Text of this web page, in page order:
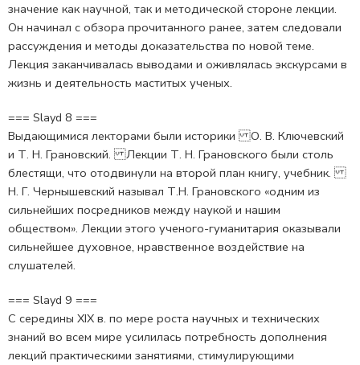
значение как научной, так и методической стороне лекции.
Он начинал с обзора прочитанного ранее, затем следовали
рассуждения и методы доказательства по новой теме.
Лекция заканчивалась выводами и оживлялась экскурсами в
жизнь и деятельность маститых ученых.
=== Slayd 8 ===
Выдающимися лекторами были историки О. В. Ключевский
и Т. Н. Грановский. Лекции Т. Н. Грановского были столь
блестящи, что отодвинули на второй план книгу, учебник.
Н. Г. Чернышевский называл Т.Н. Грановского «одним из
сильнейших посредников между наукой и нашим
обществом». Лекции этого ученого-гуманитария оказывали
сильнейшее духовное, нравственное воздействие на
слушателей.
=== Slayd 9 ===
С середины XIX в. по мере роста научных и технических
знаний во всем мире усилилась потребность дополнения
лекций практическими занятиями, стимулирующими